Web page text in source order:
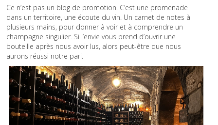
Ce n’est pas un blog de promotion. C’est une promenade
dans un territoire, une écoute du vin. Un carnet de notes à
plusieurs mains, pour donner à voir et à comprendre un
champagne singulier. Si l’envie vous prend d’ouvrir une
bouteille après nous avoir lus, alors peut-être que nous
aurons réussi notre pari.